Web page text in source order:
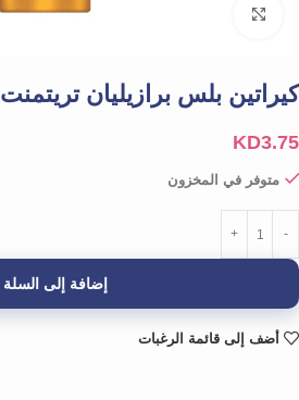
كيراتين بلس برازيليان تريتمنت ٢٠٠ غرام – أسود
KD3.75
متوفر في المخزون
إضافة إلى السلة
أضف إلى قائمة الرغبات